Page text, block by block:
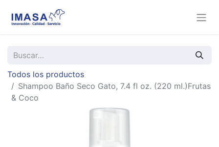
Todos los productos
Shampoo Baño Seco Gato, 7.4 fl oz. (220 ml.)Frutas
& Coco